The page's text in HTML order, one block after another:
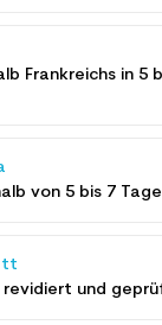
Frankreichs in 5
von 5 bis 7
und